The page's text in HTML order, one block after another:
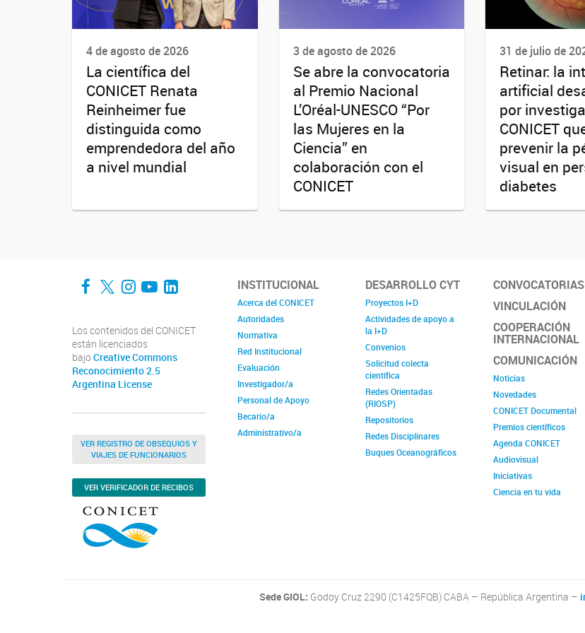
4 de agosto de 2026
La científica del
CONICET Renata
Reinheimer fue
distinguida como
emprendedora del año
a nivel mundial
3 de agosto de 2026
Se abre la convocatoria
al Premio Nacional
L’Oréal-UNESCO “Por
las Mujeres en la
Ciencia” en
colaboración con el
CONICET
31 de julio de
Retinar: la
artificial
por
CONICET
prevenir la
visual en
diabetes
Facebook
Twitter
Instagram
YouTube
LinkedIn
Los contenidos del CONICET
están licenciados
bajo Creative Commons
Reconocimiento 2.5
Argentina License
VER REGISTRO DE OBSEQUIOS Y
VIAJES DE FUNCIONARIOS
VER VERIFICADOR DE RECIBOS
INSTITUCIONAL
Acerca del CONICET
Autoridades
Normativa
Red Institucional
Evaluación
Investigador/a
Personal de Apoyo
Becario/a
Administrativo/a
DESARROLLO CYT
Proyectos I+D
Actividades de apoyo a
la I+D
Convenios
Solicitud colecta
científica
Redes Orientadas
(RIOSP)
Repositorios
Redes Disciplinares
Buques Oceanográficos
CONVOCATORIAS
VINCULACIÓN
COOPERACIÓN
INTERNACIONAL
COMUNICACIÓN
Noticias
Novedades
CONICET Documental
Premios científicos
Agenda CONICET
Audiovisual
Iniciativas
Ciencia en tu vida
Sede GIOL: Godoy Cruz 2290 (C1425FQB) CABA – República Argentina –